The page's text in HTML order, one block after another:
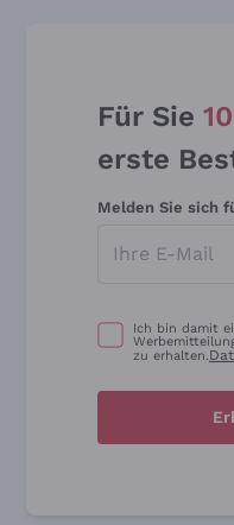
Für Sie
erste
Melden Sie sich
Ich bin damit
zu erhalten.